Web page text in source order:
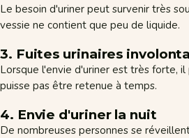
Le besoin d'uriner peut survenir très
vessie ne contient que peu de liquide.
3. Fuites urinaires
Lorsque l'envie d'uriner est très forte,
puisse pas être retenue à temps.
4. Envie d'uriner la nuit
De nombreuses personnes se